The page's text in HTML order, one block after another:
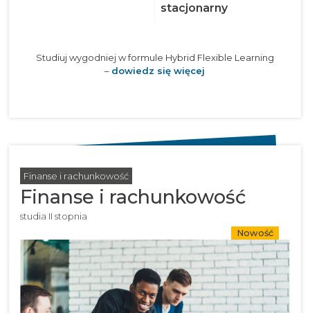
stacjonarny
Studiuj wygodniej w formule Hybrid Flexible Learning
– dowiedz się więcej
Finanse i rachunkowość
Finanse i rachunkowość
studia II stopnia
Nowość